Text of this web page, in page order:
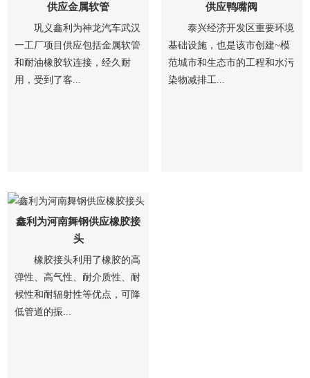
供应金属软管
巩义鑫利为神龙汽车武汉
一工厂项目供应包括金属软管
和耐油橡胶软连接，经久耐
用，受到了客...
供应鸭嘴阀
泰兴经济开发区重要环境
基础设施，也是该市创建~模
范城市和生态市的工程和水污
染物减排工...
鑫利为河南舞钢供应橡胶接
头
橡胶接头利用了橡胶的高
弹性、高气性、耐介质性、耐
候性和耐辐射性等优点，可降
低管道的振...